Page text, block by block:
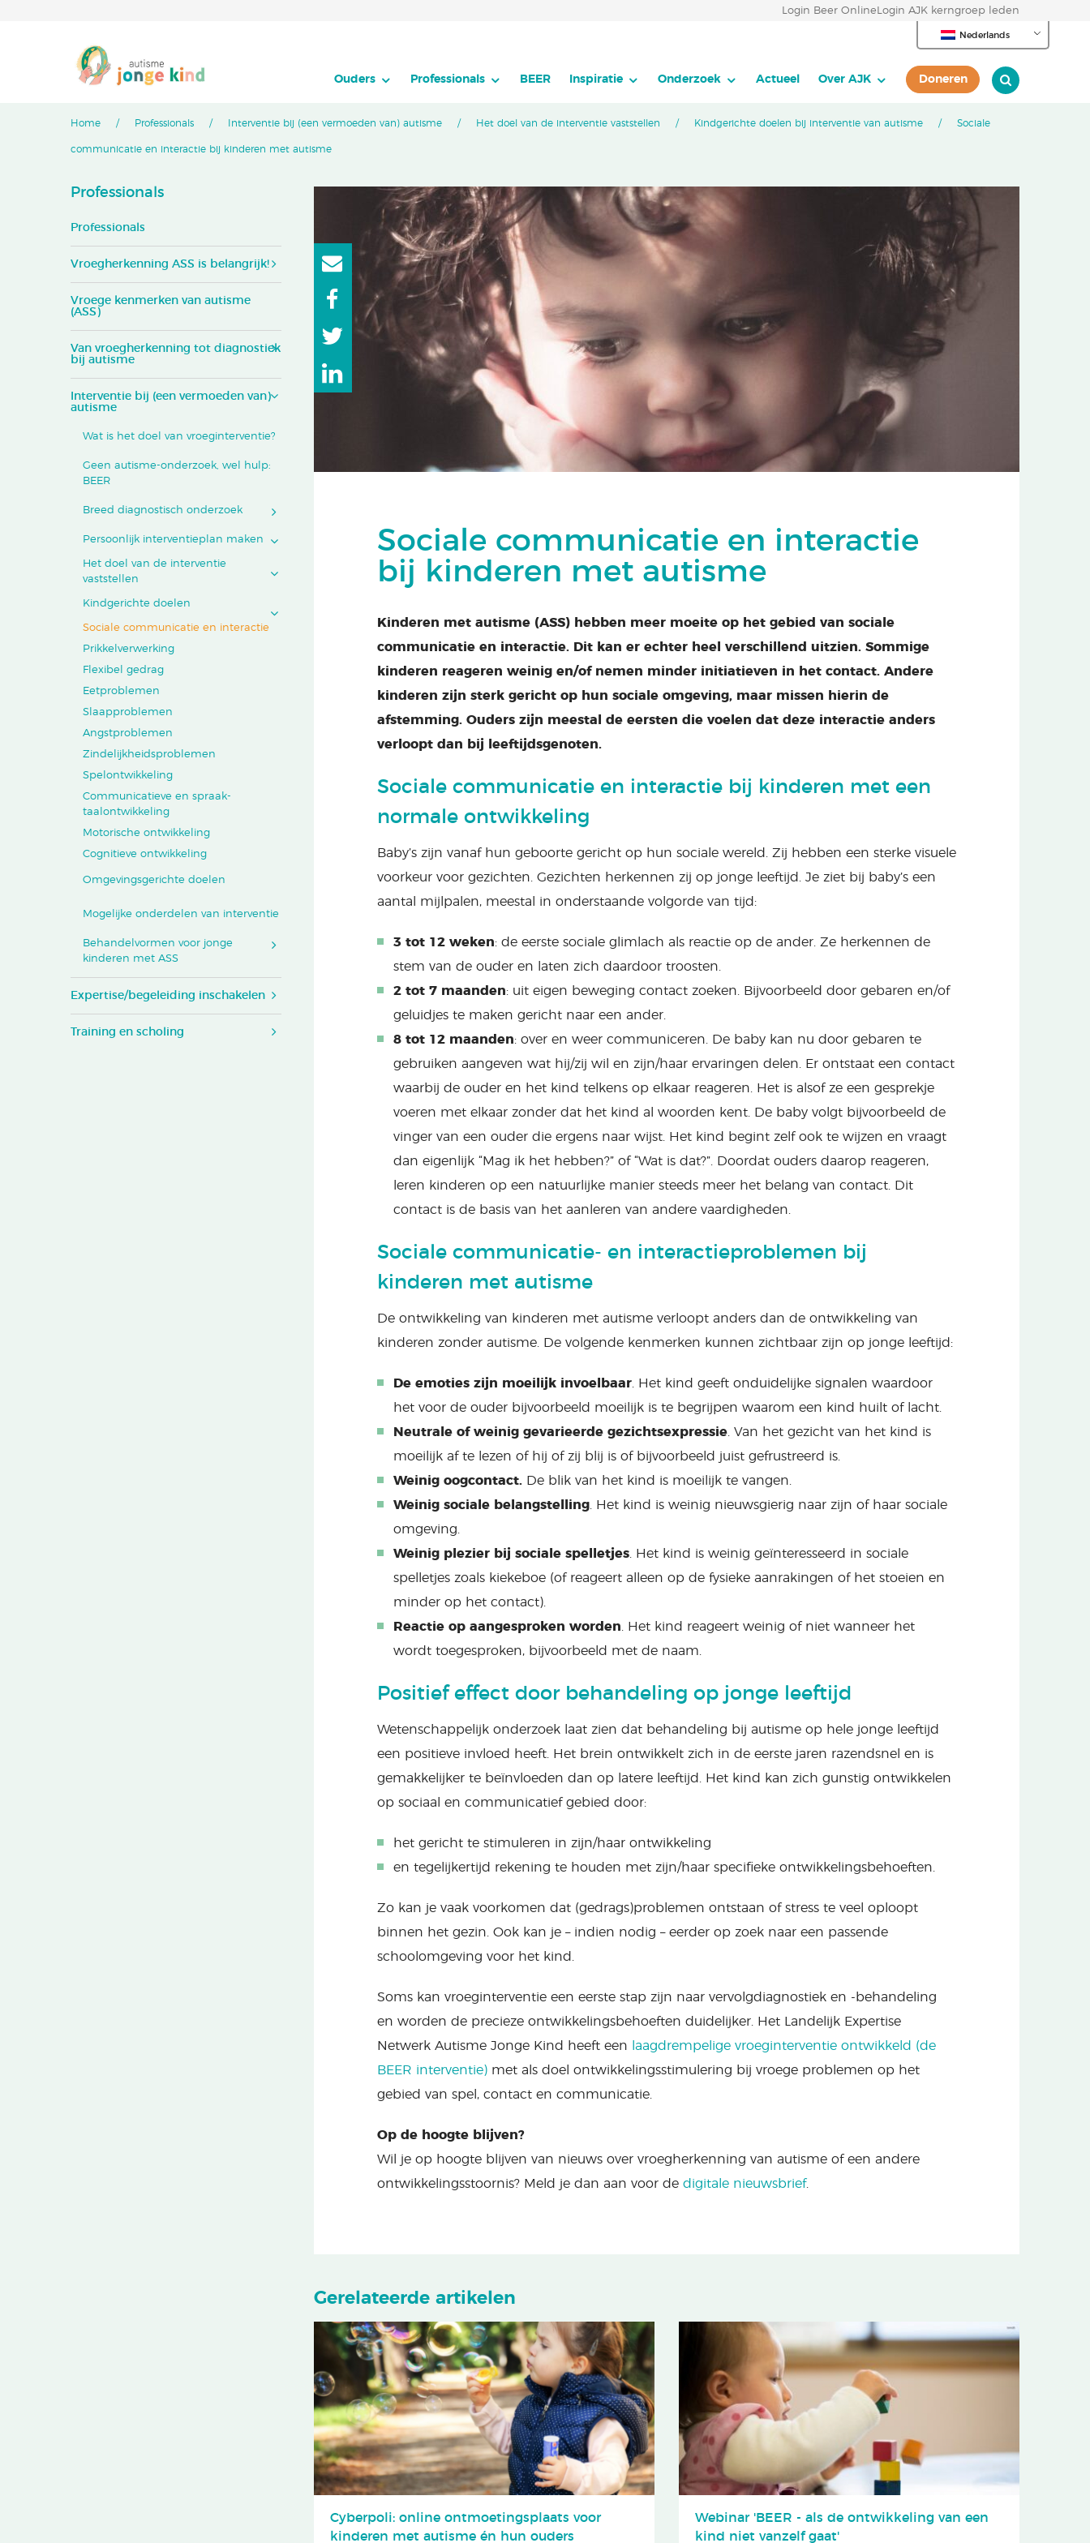
Login Beer Online Login AJK kerngroep leden
Nederlands
Ouders Professionals BEER Inspiratie Onderzoek Actueel Over AJK Doneren
Home Professionals Interventie bij (een vermoeden van) autisme Het doel van de interventie vaststellen Kindgerichte doelen bij interventie van autisme Sociale
communicatie en interactie bij kinderen met autisme
Sociale communicatie en interactie
bij kinderen met autisme
Kinderen met autisme (ASS) hebben meer moeite op het gebied van sociale
communicatie en interactie. Dit kan er echter heel verschillend uitzien. Sommige
kinderen reageren weinig en/of nemen minder initiatieven in het contact. Andere
kinderen zijn sterk gericht op hun sociale omgeving, maar missen hierin de
afstemming. Ouders zijn meestal de eersten die voelen dat deze interactie anders
verloopt dan bij leeftijdsgenoten.
Sociale communicatie en interactie bij kinderen met een
normale ontwikkeling
Baby’s zijn vanaf hun geboorte gericht op hun sociale wereld. Zij hebben een sterke visuele
voorkeur voor gezichten. Gezichten herkennen zij op jonge leeftijd. Je ziet bij baby’s een
aantal mijlpalen, meestal in onderstaande volgorde van tijd:
3 tot 12 weken: de eerste sociale glimlach als reactie op de ander. Ze herkennen de
stem van de ouder en laten zich daardoor troosten.
2 tot 7 maanden: uit eigen beweging contact zoeken. Bijvoorbeeld door gebaren en/of
geluidjes te maken gericht naar een ander.
8 tot 12 maanden: over en weer communiceren. De baby kan nu door gebaren te
gebruiken aangeven wat hij/zij wil en zijn/haar ervaringen delen. Er ontstaat een contact
waarbij de ouder en het kind telkens op elkaar reageren. Het is alsof ze een gesprekje
voeren met elkaar zonder dat het kind al woorden kent. De baby volgt bijvoorbeeld de
vinger van een ouder die ergens naar wijst. Het kind begint zelf ook te wijzen en vraagt
dan eigenlijk “Mag ik het hebben?” of “Wat is dat?”. Doordat ouders daarop reageren,
leren kinderen op een natuurlijke manier steeds meer het belang van contact. Dit
contact is de basis van het aanleren van andere vaardigheden.
Sociale communicatie- en interactieproblemen bij
kinderen met autisme
De ontwikkeling van kinderen met autisme verloopt anders dan de ontwikkeling van
kinderen zonder autisme. De volgende kenmerken kunnen zichtbaar zijn op jonge leeftijd:
De emoties zijn moeilijk invoelbaar . Het kind geeft onduidelijke signalen waardoor
het voor de ouder bijvoorbeeld moeilijk is te begrijpen waarom een kind huilt of lacht.
Neutrale of weinig gevarieerde gezichtsexpressie . Van het gezicht van het kind is
moeilijk af te lezen of hij of zij blij is of bijvoorbeeld juist gefrustreerd is.
Weinig oogcontact. De blik van het kind is moeilijk te vangen.
Weinig sociale belangstelling . Het kind is weinig nieuwsgierig naar zijn of haar sociale
omgeving.
Weinig plezier bij sociale spelletjes . Het kind is weinig geïnteresseerd in sociale
spelletjes zoals kiekeboe (of reageert alleen op de fysieke aanrakingen of het stoeien en
minder op het contact).
Reactie op aangesproken worden . Het kind reageert weinig of niet wanneer het
wordt toegesproken, bijvoorbeeld met de naam.
Positief effect door behandeling op jonge leeftijd
Wetenschappelijk onderzoek laat zien dat behandeling bij autisme op hele jonge leeftijd
een positieve invloed heeft. Het brein ontwikkelt zich in de eerste jaren razendsnel en is
gemakkelijker te beïnvloeden dan op latere leeftijd. Het kind kan zich gunstig ontwikkelen
op sociaal en communicatief gebied door:
het gericht te stimuleren in zijn/haar ontwikkeling
en tegelijkertijd rekening te houden met zijn/haar specifieke ontwikkelingsbehoeften.
Zo kan je vaak voorkomen dat (gedrags)problemen ontstaan of stress te veel oploopt
binnen het gezin. Ook kan je – indien nodig – eerder op zoek naar een passende
schoolomgeving voor het kind.
Soms kan vroeginterventie een eerste stap zijn naar vervolgdiagnostiek en -behandeling
en worden de precieze ontwikkelingsbehoeften duidelijker. Het Landelijk Expertise
Netwerk Autisme Jonge Kind heeft een
laagdrempelige vroeginterventie ontwikkeld (de
BEER interventie) met als doel ontwikkelingsstimulering bij vroege problemen op het
gebied van spel, contact en communicatie.
Op de hoogte blijven?
Wil je op hoogte blijven van nieuws over vroegherkenning van autisme of een andere
ontwikkelingsstoornis? Meld je dan aan voor de digitale nieuwsbrief.
Gerelateerde artikelen
Cyberpoli: online ontmoetingsplaats voor
kinderen met autisme én hun ouders
Webinar 'BEER - als de ontwikkeling van een
kind niet vanzelf gaat'
Professionals
Professionals
Vroegherkenning ASS is belangrijk!
Vroege kenmerken van autisme
(ASS)
Van vroegherkenning tot diagnostiek
bij autisme
Interventie bij (een vermoeden van)
autisme
Wat is het doel van vroeginterventie?
Geen autisme-onderzoek, wel hulp:
BEER
Breed diagnostisch onderzoek
Persoonlijk interventieplan maken
Het doel van de interventie
vaststellen
Kindgerichte doelen
Sociale communicatie en interactie
Prikkelverwerking
Flexibel gedrag
Eetproblemen
Slaapproblemen
Angstproblemen
Zindelijkheidsproblemen
Spelontwikkeling
Communicatieve en spraak-
taalontwikkeling
Motorische ontwikkeling
Cognitieve ontwikkeling
Omgevingsgerichte doelen
Mogelijke onderdelen van interventie
Behandelvormen voor jonge
kinderen met ASS
Expertise/begeleiding inschakelen
Training en scholing